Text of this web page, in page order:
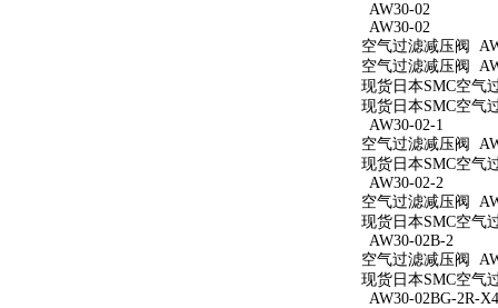
AW30-02
AW30-02
空气过滤减压阀
空气过滤减压阀
现货日本SMC空气
现货日本SMC空气
AW30-02-1
空气过滤减压阀
现货日本SMC空气
AW30-02-2
空气过滤减压阀
现货日本SMC空气
AW30-02B-2
空气过滤减压阀
现货日本SMC空气
AW30-02BG-2R-